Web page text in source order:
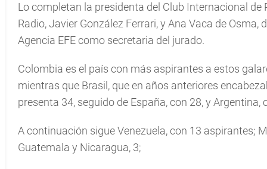
Lo completan la presidenta del Club Internacional
Radio, Javier González Ferrari, y Ana Vaca de
Agencia EFE como secretaria del jurado.
Colombia es el país con más aspirantes a estos
mientras que Brasil, que en años anteriores
presenta 34, seguido de España, con 28, y Argentina,
A continuación sigue Venezuela, con 13 aspirantes;
Guatemala y Nicaragua, 3;